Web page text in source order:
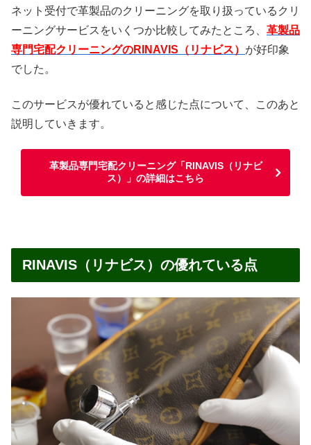
ネット受付で革製品のクリーニングを取り扱っているクリ
ーニングサービスをいくつか比較してみたところ、 革製品
専門宅配クリーニングのRINAVIS（リナビス） が好印象
でした。
このサービスが優れていると感じた点について、このあと
説明していきます。
革製品専門宅配クリーニング「RINAVIS（リナビ
ス）」の詳細はこちら
RINAVIS（リナビス）の優れている点